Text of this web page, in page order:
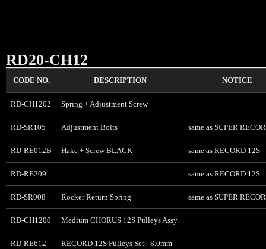
RD20-CH12
CODE NO. DESCRIPTION NOTICE
RD-CH1202 Spring + Adjustment Screw
RD-SR105 Adjustment Bolts same as SUPER
RD-RE012B Hake + Screw BLACK same as RECORD 12S
RD-RE209 same as RECORD 12S
RD-SR008 Rocker Return Spring same as SUPER
RD-CH1200 Medium CHORUS 12S Pulleys Assy.
RD-RE612 RECORD 12S Pulleys Set - 8.0mm